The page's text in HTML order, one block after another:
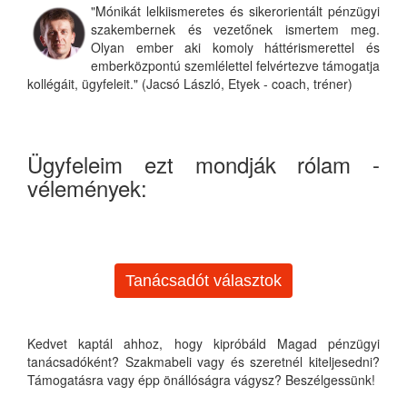
"Mónikát lelkiismeretes és sikerorientált pénzügyi
szakembernek és vezetőnek ismertem meg.
Olyan ember aki komoly háttérismerettel és
emberközpontú szemlélettel felvértezve támogatja
kollégáit, ügyfeleit." (Jacsó László, Etyek - coach, tréner)
Ügyfeleim ezt mondják rólam -
vélemények:
Tanácsadót választok
Kedvet kaptál ahhoz, hogy kipróbáld Magad pénzügyi
tanácsadóként? Szakmabeli vagy és szeretnél kiteljesedni?
Támogatásra vagy épp önállóságra vágysz? Beszélgessünk!